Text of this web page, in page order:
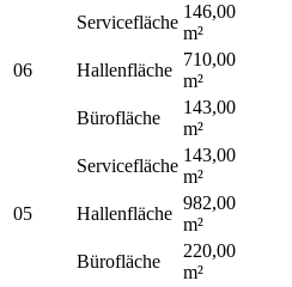
Servicefläche
146,00
m²
06 Hallenfläche
710,00
m²
Bürofläche
143,00
m²
Servicefläche
143,00
m²
05 Hallenfläche
982,00
m²
Bürofläche
220,00
m²